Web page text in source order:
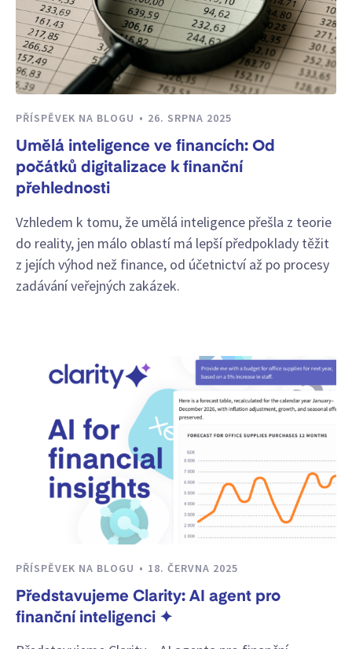
PŘÍSPĚVEK NA BLOGU 26. SRPNA 2025
Umělá inteligence ve financích: Od
počátků digitalizace k finanční
přehlednosti
Vzhledem k tomu, že umělá inteligence přešla z teorie
do reality, jen málo oblastí má lepší předpoklady těžit
z jejích výhod než finance, od účetnictví až po procesy
zadávání veřejných zakázek.
PŘÍSPĚVEK NA BLOGU 18. ČERVNA 2025
Představujeme Clarity: AI agent pro
finanční inteligenci ✦